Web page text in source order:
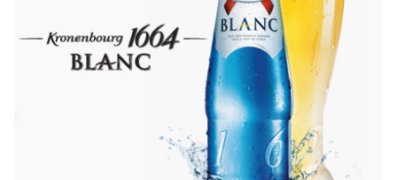
것 같아요.) 라인업이란 파도가 부서지는 바깥 쪽을 말하는 것으로 일반적으로
서퍼들은 여기에서 파도가 올 때까지 기다립니다. 그리고 서퍼들이 서핑을 할
수 있는 장소를 포인트라고..